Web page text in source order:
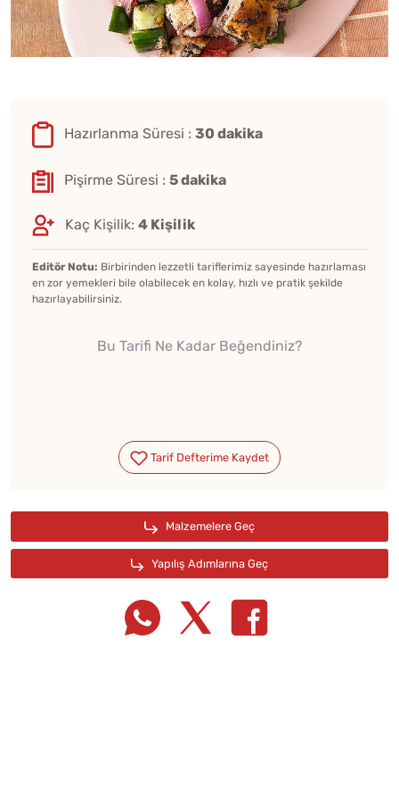
Hazırlanma Süresi : 30 dakika
Pişirme Süresi : 5 dakika
Kaç Kişilik: 4 Kişilik
Editör Notu: Birbirinden lezzetli tariflerimiz sayesinde hazırlaması
en zor yemekleri bile olabilecek en kolay, hızlı ve pratik şekilde
hazırlayabilirsiniz.
Bu Tarifi Ne Kadar Beğendiniz?